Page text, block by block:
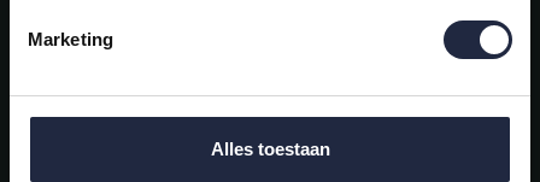
Marketing
Alles toestaan
Categorieën